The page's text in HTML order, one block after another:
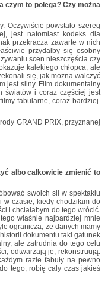
czym to polega? Czy można
Oczywiście powstało szereg
jest natomiast kodeks dla
przekracza zawarte w nich
przydałby się osobny
scen nieszczęścia czy
kalekiego chłopca, ale
się, jak można walczyć
jest silny. Film dokumentalny
światów i coraz częściej jest
fabularne, coraz bardziej.
albo całkowicie zmienić to
swoich sił w spektaklu
czasie, kiedy chodziłam do
i chciałabym do tego wrócić.
właśnie najbardziej mnie
ogranicza, że danych mamy
dokumentu taki gatunek
ale zatrudnia do tego celu
odtwarzają je, rekonstruują.
razie fabuły na pewno
tego, robię cały czas jakieś